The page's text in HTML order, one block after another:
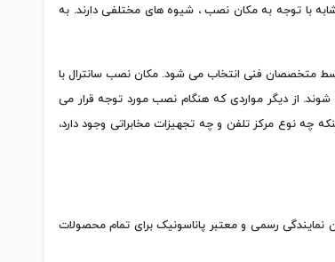
با توجه به مکان نصب ، شیوه های مختلفی دارند. به
متخصصان فنی انتخاب می شود. مکان نصب سانترال با
از دیگر مواردی که هنگام نصب مورد توجه قرار می
چه نوع مرکز تلفن و چه تجهیزات مخابراتی وجود دارد،
رسمی و معتبر پاناسونیک برای تمام محصولات